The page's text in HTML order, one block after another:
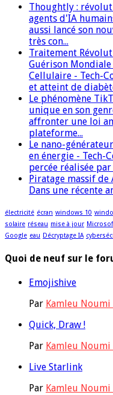
Thoughtly :
agents d'IA
aussi lancé son
très con...
Traitement
Guérison
Cellulaire - Tech-
et atteint de
Le phénomène
unique en son
affronter une loi
plateforme...
Le nano-
en énergie - Tech-
percée réalisée
Piratage massif
Dans une récente
électricité écran windows 10
solaire réseau mise à jour
Google eau Décryptage IA
Quoi de neuf sur le
Emojishive
Par Kamleu Noumi
Quick, Draw !
Par Kamleu Noumi
Live Starlink
Par Kamleu Noumi